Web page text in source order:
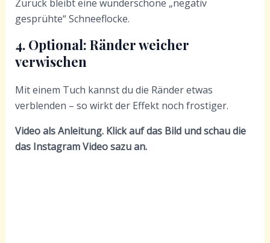
Zurück bleibt eine wunderschöne „negativ
gesprühte“ Schneeflocke.
4. Optional: Ränder weicher
verwischen
Mit einem Tuch kannst du die Ränder etwas
verblenden – so wirkt der Effekt noch frostiger.
Video als Anleitung. Klick auf das Bild und schau die
das Instagram Video sazu an.